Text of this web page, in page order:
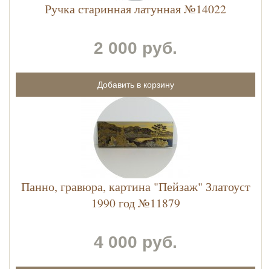
Ручка старинная латунная №14022
2 000 руб.
Панно, гравюра, картина "Пейзаж" Златоуст
1990 год №11879
4 000 руб.